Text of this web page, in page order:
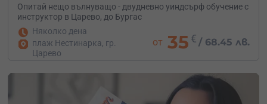
инструктор ще може да потвърди два дена преди
началото дали прогнозата е благоприятна.
Физическа подготовка:
Трябва да можеш да преплуваш 20 метра
Уроците са индивидуални, т.е. ще бъдеш само ти и
Опитай нещо вълнуващо - двудневно уиндсърф обучение с
инструктор в Царево, до Бургас
Няколко дена
плаж Нестинарка, гр.
Царево
от 35 € /68.45 лв.